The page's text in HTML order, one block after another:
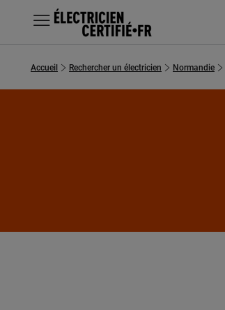
MENU
Chercher un électricien
Accueil Rechercher un électricien Normandie